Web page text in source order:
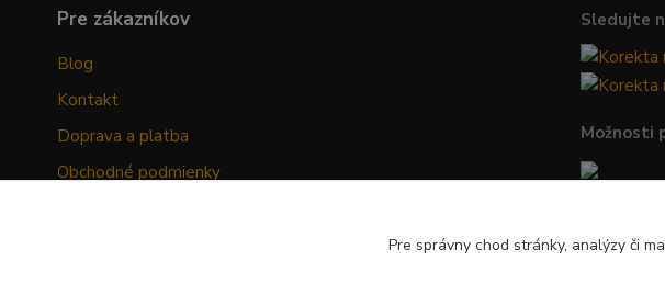
Pre zákazníkov
Blog
Kontakt
Doprava a platba
Obchodné podmienky
Sledujte
Možnosti
Apple Pay
Pre správny chod stránky, analýzy či